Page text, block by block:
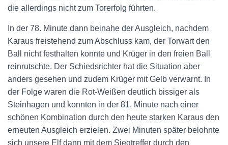
die allerdings nicht zum Torerfolg führten.
In der 78. Minute dann beinahe der Ausgleich, nachdem
Karaus freistehend zum Abschluss kam, der Torwart den
Ball nicht festhalten konnte und Krüger in den freien Ball
reinrutschte. Der Schiedsrichter hat die Situation aber
anders gesehen und zudem Krüger mit Gelb verwarnt. In
der Folge waren die Rot-Weißen deutlich bissiger als
Steinhagen und konnten in der 81. Minute nach einer
schönen Kombination durch den heute starken Karaus den
erneuten Ausgleich erzielen. Zwei Minuten später belohnte
sich unsere Elf dann mit dem Siegtreffer durch den